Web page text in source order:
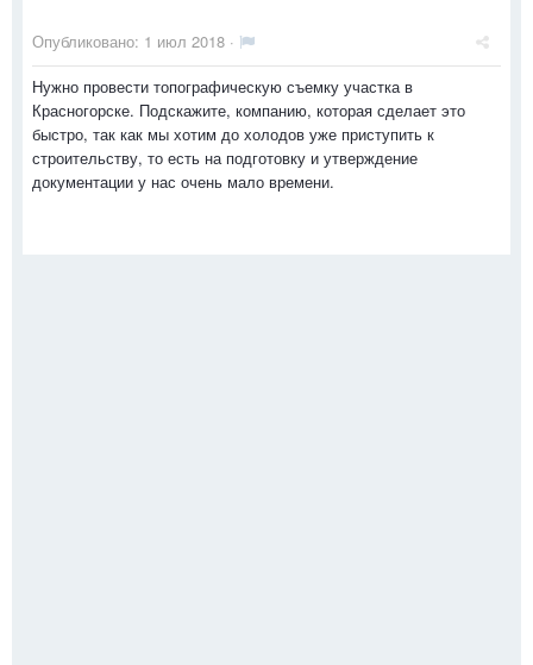
Опубликовано: 1 июл 2018 ·
Нужно провести топографическую съемку участка в
Красногорске. Подскажите, компанию, которая сделает это
быстро, так как мы хотим до холодов уже приступить к
строительству, то есть на подготовку и утверждение
документации у нас очень мало времени.